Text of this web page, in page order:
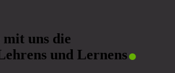
mit uns die
und Lernens.